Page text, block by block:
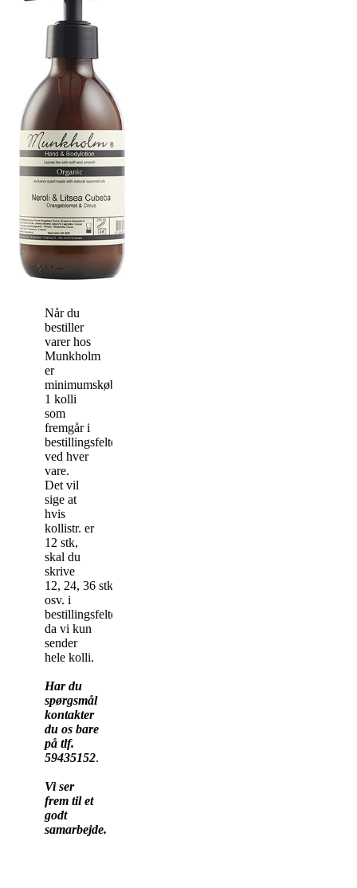
Når du
bestiller
varer hos
Munkholm
er
minimumskøbet
1 kolli
som
fremgår i
bestillingsfeltet
ved hver
vare.
Det vil
sige at
hvis
kollistr. er
12 stk,
skal du
skrive
12, 24, 36 stk
osv. i
bestillingsfeltet,
da vi kun
sender
hele kolli.
Har du
spørgsmål
kontakter
du os bare
på tlf.
59435152.
Vi ser
frem til et
godt
samarbejde.